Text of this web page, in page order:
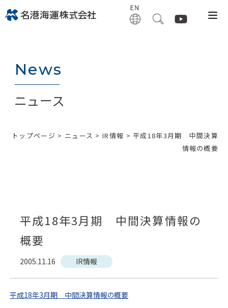
News
ニュース
トップページ > ニュース >IR情報 > 平成18年3月期 中間決算
情報の概要
平成18年3月期 中間決算情報の
概要
2005.11.16 IR情報
平成18年3月期 中間決算情報の概要